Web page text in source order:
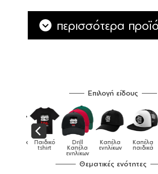
περισσότερα
Επιλογή είδους
Drill
Καπέλα
Καπέλα
ενηλίκων
Καπέλα
παιδικά Κούπες
Θεματικές ενότητες